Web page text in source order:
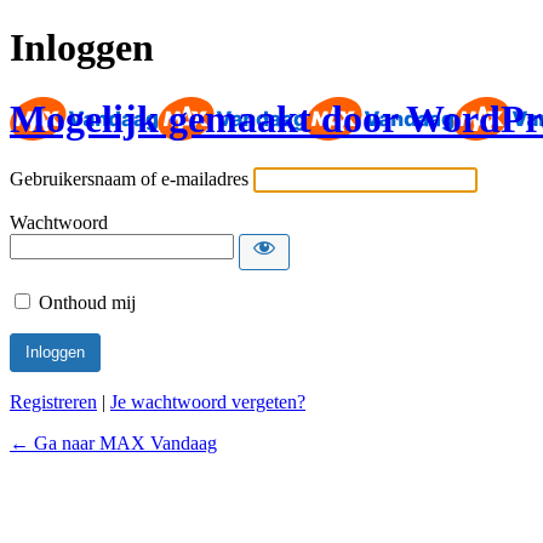
Inloggen
Mogelijk gemaakt door
Gebruikersnaam of e-mailadres
Wachtwoord
Onthoud mij
Registreren | Je wachtwoord vergeten?
← Ga naar MAX Vandaag